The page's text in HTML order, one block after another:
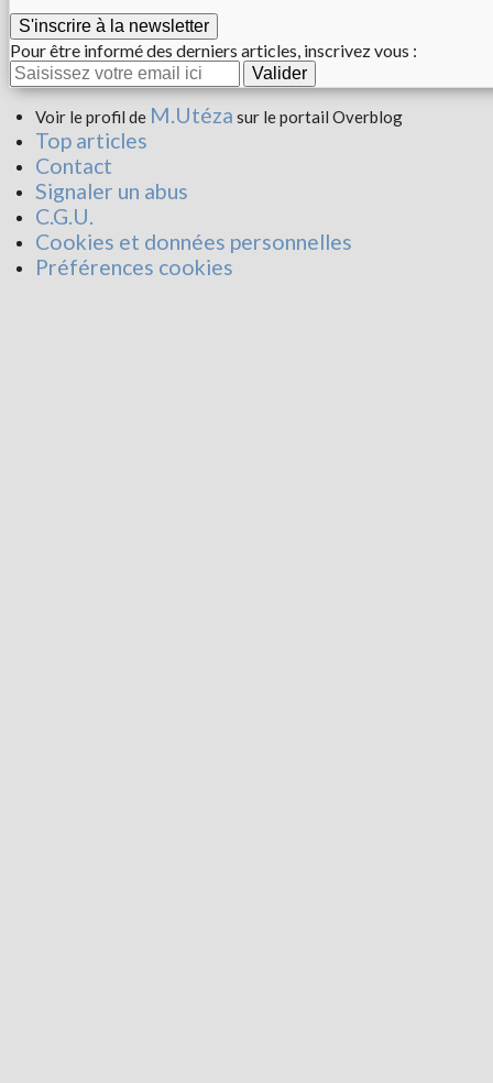
S'inscrire à la newsletter
Pour être informé des derniers articles, inscrivez vous :
Voir le profil de M.Utéza sur le portail Overblog
Top articles
Contact
Signaler un abus
C.G.U.
Cookies et données personnelles
Préférences cookies